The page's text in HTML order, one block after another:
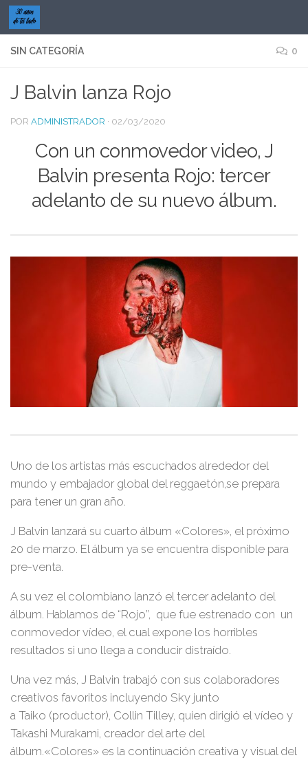
Saltar al contenido
SIN CATEGORÍA 0
J Balvin lanza Rojo
POR ADMINISTRADOR · 02/03/2020
Con un conmovedor video, J
Balvin presenta Rojo: tercer
adelanto de su nuevo álbum.
Uno de los artistas más escuchados alrededor del
mundo y embajador global del reggaetón,se prepara
para tener un gran año.
J Balvin lanzará su cuarto álbum «Colores», el próximo
20 de marzo. El álbum ya se encuentra disponible para
pre-venta.
A su vez el colombiano lanzó el tercer adelanto del
álbum. Hablamos de “Rojo” , que fue estrenado con un
conmovedor vídeo, el cual expone los horribles
resultados si uno llega a conducir distraído.
Una vez más, J Balvin trabajó con sus colaboradores
creativos favoritos incluyendo Sky junto
a Taiko (productor), Collin Tilley, quien dirigió el vídeo y
Takashi Murakami, creador del arte del
álbum. «Colores» es la continuación creativa y visual del